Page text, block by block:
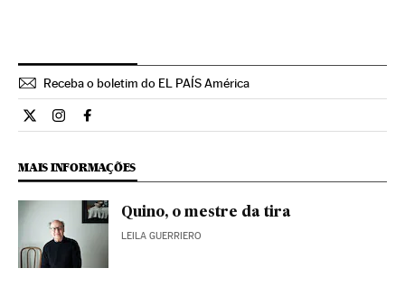
Receba o boletim do EL PAÍS América
Estilo El País Brasil en Twitter
Estilo El País Brasil en Instagram
Estilo El País Brasil en Facebook
MAIS INFORMAÇÕES
Quino, o mestre da tira
LEILA GUERRIERO